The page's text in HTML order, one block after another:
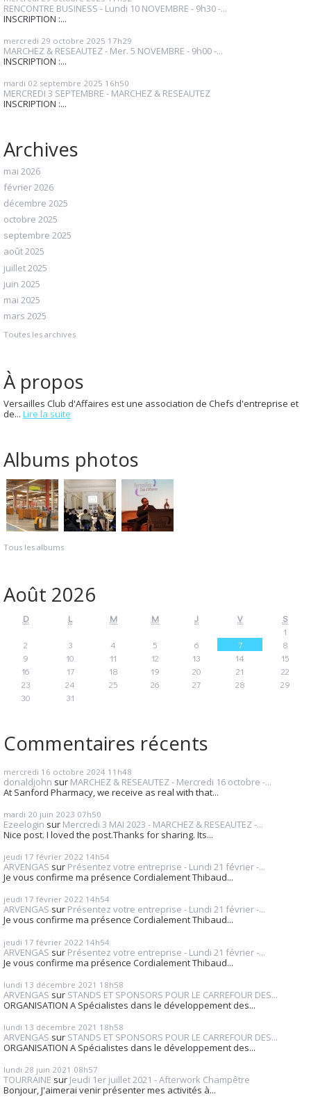
RENCONTRE BUSINESS - Lundi 10 NOVEMBRE - 9h30 -...
INSCRIPTION :...
mercredi 29 octobre 2025 17h29
MARCHEZ & RESEAUTEZ - Mer. 5 NOVEMBRE - 9h00 -...
INSCRIPTION :...
mardi 02 septembre 2025 16h50
MERCREDI 3 SEPTEMBRE - MARCHEZ & RESEAUTEZ
INSCRIPTION :...
Archives
mai 2026
février 2026
décembre 2025
octobre 2025
septembre 2025
août 2025
juillet 2025
juin 2025
mai 2025
mars 2025
Toutes les archives
À propos
Versailles Club d'Affaires est une association de Chefs d'entreprise et
de... Lire la suite
Albums photos
Tous les albums
Août 2026
D L M M J V
S
1
2
3 4 5 6 7
8
9
10 11 12 13 14
15
16
17 18 19 20 21
22
23
24 25 26 27 28
29
30
31
Commentaires récents
mercredi 16 octobre 2024 11h48
donaldjohn sur MARCHEZ & RESEAUTEZ - Mercredi 16 octobre -...
At Sanford Pharmacy, we receive as real with that...
mardi 20 juin 2023 07h50
Ezeelogin sur Mercredi 3 MAI 2023 - MARCHEZ & RESEAUTEZ -...
Nice post. I loved the post.Thanks for sharing. Its...
jeudi 17 février 2022 14h54
ARVENGAS sur Présentez votre entreprise - Lundi 21 février -...
Je vous confirme ma présence Cordialement Thibaud...
jeudi 17 février 2022 14h54
ARVENGAS sur Présentez votre entreprise - Lundi 21 février -...
Je vous confirme ma présence Cordialement Thibaud...
jeudi 17 février 2022 14h54
ARVENGAS sur Présentez votre entreprise - Lundi 21 février -...
Je vous confirme ma présence Cordialement Thibaud...
lundi 13 décembre 2021 18h58
ARVENGAS sur STANDS ET SPONSORS POUR LE CARREFOUR DES...
ORGANISATION A Spécialistes dans le développement des...
lundi 13 décembre 2021 18h58
ARVENGAS sur STANDS ET SPONSORS POUR LE CARREFOUR DES...
ORGANISATION A Spécialistes dans le développement des...
lundi 28 juin 2021 08h57
TOURRAINE sur Jeudi 1er juillet 2021 - Afterwork Champêtre
Bonjour, J'aimerai venir présenter mes activités à...